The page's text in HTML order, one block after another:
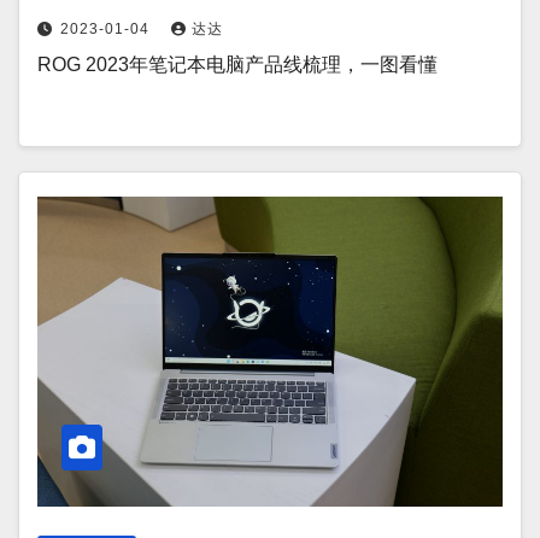
2023-01-04 达达
ROG 2023年笔记本电脑产品线梳理，一图看懂